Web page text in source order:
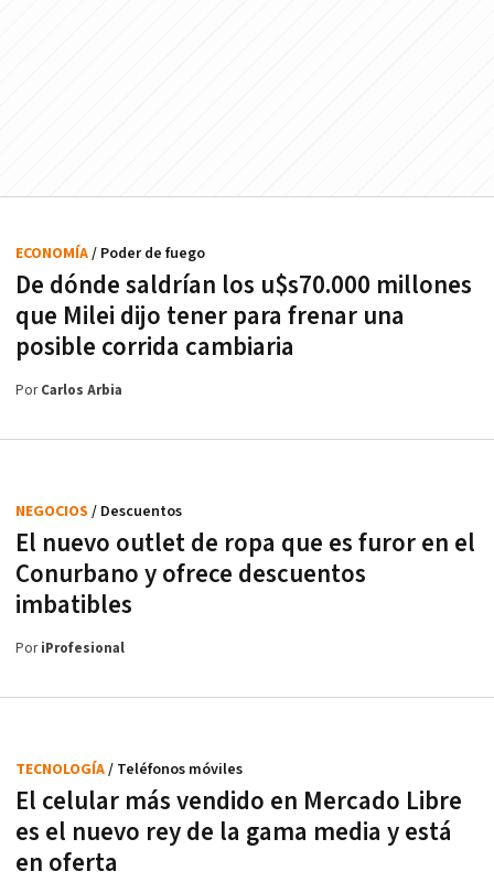
De dónde saldrían los u$s70.000 millones
que Milei dijo tener para frenar una
posible corrida cambiaria
ECONOMÍA/ Poder de fuego
PorCarlos Arbia
El nuevo outlet de ropa que es furor en el
Conurbano y ofrece descuentos
imbatibles
NEGOCIOS / Descuentos
PoriProfesional
El celular más vendido en Mercado Libre
es el nuevo rey de la gama media y está
en oferta
TECNOLOGÍA/ Teléfonos móviles